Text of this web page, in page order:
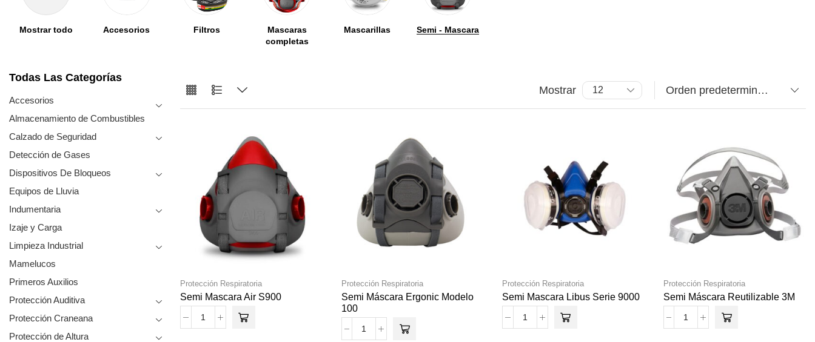
Mostrar todo Accesorios Filtros
Mascaras
completas
Mascarillas Semi - Mascara
Todas Las Categorías
Accesorios
Almacenamiento de Combustibles
Calzado de Seguridad
Detección de Gases
Dispositivos De Bloqueos
Equipos de Lluvia
Indumentaria
Izaje y Carga
Limpieza Industrial
Mamelucos
Primeros Auxilios
Protección Auditiva
Protección Craneana
Protección de Altura
Mostrar
Protección Respiratoria
Semi Mascara Air S900
Protección Respiratoria
Semi Máscara Ergonic Modelo
100
Protección Respiratoria
Semi Mascara Libus Serie 9000
Protección Respiratoria
Semi Máscara Reutilizable 3M